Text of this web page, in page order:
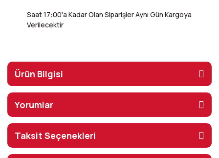
Saat 17:00'a Kadar Olan Siparişler Aynı Gün Kargoya
Verilecektir
Ürün Bilgisi
Yorumlar
Taksit Seçenekleri